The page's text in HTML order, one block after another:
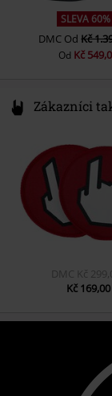
SLEVA 60%
DMC OdKč
Od Kč
Zákazníci
DMC Kč
Kč 169,00